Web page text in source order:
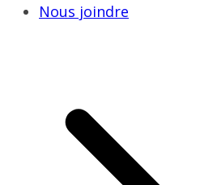
Nous joindre